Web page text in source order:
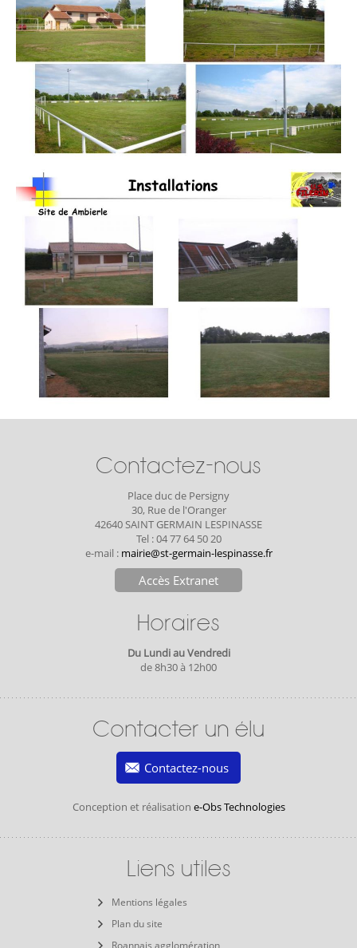
Contactez-nous
Place duc de Persigny
30, Rue de l'Oranger
42640 SAINT GERMAIN LESPINASSE
Tel : 04 77 64 50 20
e-mail : mairie@st-germain-lespinasse.fr
Accès Extranet
Horaires
Du Lundi au Vendredi
de 8h30 à 12h00
Contacter un élu
Contactez-nous
Conception et réalisation e-Obs Technologies
Liens utiles
Mentions légales
Plan du site
Roannais agglomération